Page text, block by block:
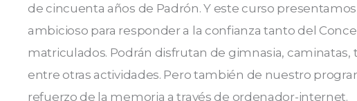
de cincuenta años de Padrón. Y este curso
ambicioso para responder a la confianza tanto del
matriculados. Podrán disfrutan de gimnasia,
entre otras actividades. Pero también de nuestro
refuerzo de la memoria a través de ordenador-internet.